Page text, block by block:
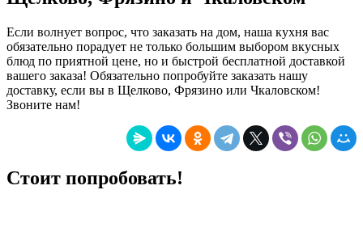
Если волнует вопрос, что заказать на дом, наша кухня вас
обязательно порадует не только большим выбором вкусных
блюд по приятной цене, но и быстрой бесплатной доставкой
вашего заказа! Обязательно попробуйте заказать нашу
доставку, если вы в Щелково, Фрязино или Чкаловском!
Звоните нам!
Стоит попробовать!